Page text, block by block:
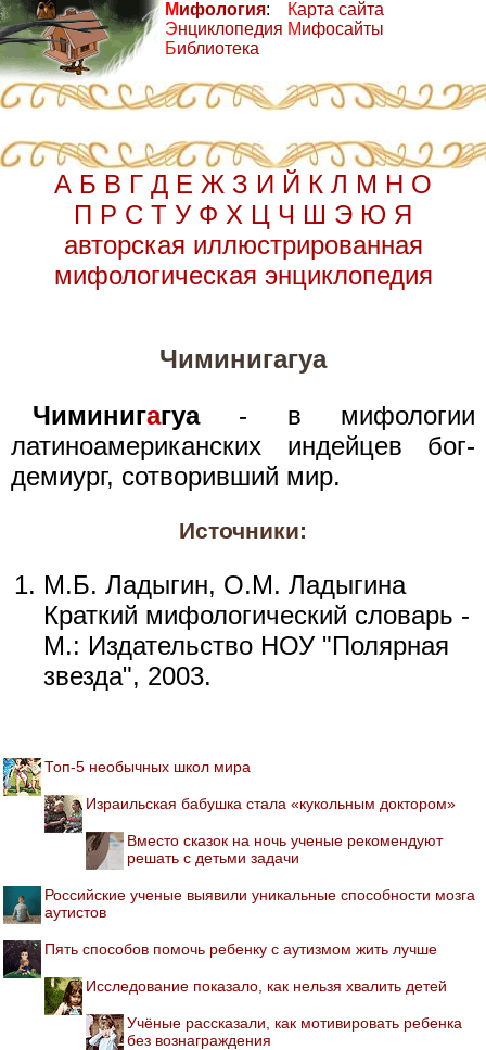
Мифология:
Энциклопедия
Библиотека
Карта сайта
Мифосайты
А Б В Г Д Е Ж З И Й К Л М Н О
П Р С Т У Ф Х Ц Ч Ш Э Ю Я
авторская иллюстрированная
мифологическая энциклопедия
Чиминигагуа
Чиминигагуа- в мифологии
латиноамериканских индейцев бог-
демиург, сотворивший мир.
Источники:
М.Б. Ладыгин, О.М. Ладыгина
Краткий мифологический словарь -
М.: Издательство НОУ "Полярная
звезда", 2003.
Топ-5 необычных школ мира
Израильская бабушка стала «кукольным доктором»
Вместо сказок на ночь ученые рекомендуют
решать с детьми задачи
Российские ученые выявили уникальные способности мозга
аутистов
Пять способов помочь ребенку с аутизмом жить лучше
Исследование показало, как нельзя хвалить детей
Учёные рассказали, как мотивировать ребенка
без вознаграждения